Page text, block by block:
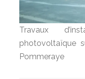
Travaux
photovoltaïque
Pommeraye